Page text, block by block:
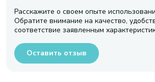
Расскажите о своем опыте
Обратите внимание на качество,
соответствие заявленным
Оставить отзыв